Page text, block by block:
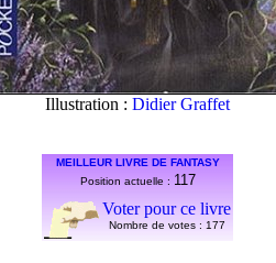
Illustration : Didier Graffet
MEILLEUR LIVRE DE FANTASY
Position actuelle : 117
Voter pour ce livre
Nombre de votes : 177